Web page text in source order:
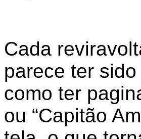
Cada
parece ter
como ter
ou “Capitão